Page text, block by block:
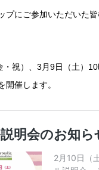
プにご参加いただいた
・祝）、3月9日（土）
開催します。